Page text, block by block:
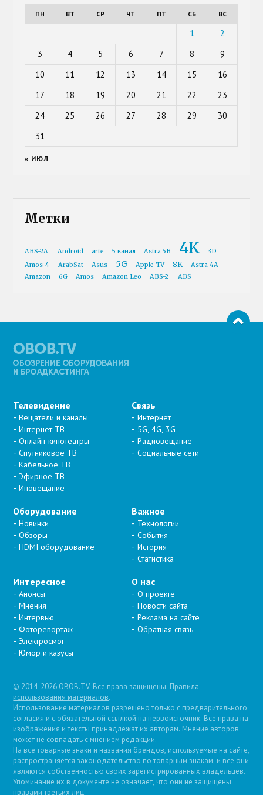
ПН ВТ СР ЧТ ПТ СБ ВС
1
2
3
4 5 6 7 8
9
10
11 12 13 14 15
16
17
18 19 20 21 22
23
24
25 26 27 28 29
30
31
« ИЮЛ
Метки
ABS-2A Android arte 5 канал Astra 5B 4K
3D
Amos-4
ArabSat Asus 5G Apple TV 8K
Astra 4A
Amazon
6G Amos Amazon Leo ABS-2 ABS
Телевидение
Вещатели и каналы
Интернет ТВ
Онлайн-кинотеатры
Спутниковое ТВ
Кабельное ТВ
Эфирное ТВ
Иновещание
Связь
Интернет
5G, 4G, 3G
Радиовещание
Социальные сети
Оборудование
Новинки
Обзоры
HDMI оборудование
Важное
Технологии
События
История
Статистика
Интересное
Анонсы
Мнения
Интервью
Фоторепортаж
Электросмог
Юмор и казусы
О нас
О проекте
Новости сайта
Реклама на сайте
Обратная связь
© 2014-2026 OBOB.TV. Все права защищены. Правила
использования материалов.
Использование материалов разрешено только с предварительного
согласия и с обязательной ссылкой на первоисточник. Все права на
изображения и тексты принадлежат их авторам. Мнение авторов
может не совпадать с мнением редакции.
На все товарные знаки и названия брендов, используемые на сайте,
распространяется законодательство по товарным знакам, и все они
являются собственностью своих зарегистрированных владельцев.
Упоминание их в документе не означает, что они не защищены
правами третьих лиц.